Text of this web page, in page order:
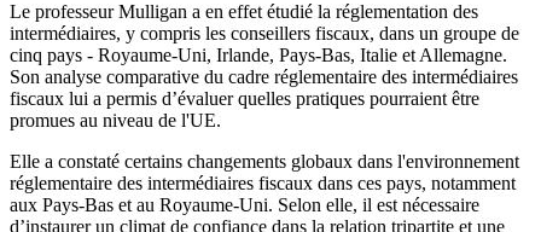
Le professeur Mulligan a en effet étudié la réglementation des
intermédiaires, y compris les conseillers fiscaux, dans un groupe de
cinq pays - Royaume-Uni, Irlande, Pays-Bas, Italie et Allemagne.
Son analyse comparative du cadre réglementaire des intermédiaires
fiscaux lui a permis d’évaluer quelles pratiques pourraient être
promues au niveau de l'UE.
Elle a constaté certains changements globaux dans l'environnement
réglementaire des intermédiaires fiscaux dans ces pays, notamment
aux Pays-Bas et au Royaume-Uni. Selon elle, il est nécessaire
d’instaurer un climat de confiance dans la relation tripartite et une